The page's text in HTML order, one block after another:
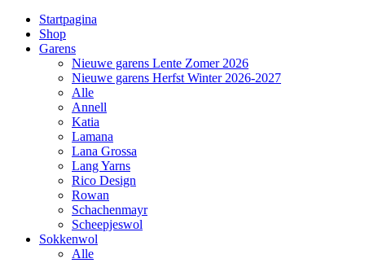
Startpagina
Shop
Garens
Nieuwe garens Lente Zomer 2026
Nieuwe garens Herfst Winter 2026-2027
Alle
Annell
Katia
Lamana
Lana Grossa
Lang Yarns
Rico Design
Rowan
Schachenmayr
Scheepjeswol
Sokkenwol
Alle